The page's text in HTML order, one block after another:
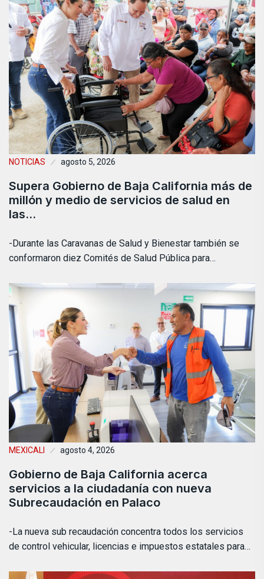
NOTICIAS agosto 5, 2026
Supera Gobierno de Baja California más de
millón y medio de servicios de salud en
las…
-Durante las Caravanas de Salud y Bienestar también se
conformaron diez Comités de Salud Pública para…
MEXICALI agosto 4, 2026
Gobierno de Baja California acerca
servicios a la ciudadanía con nueva
Subrecaudación en Palaco
-La nueva sub recaudación concentra todos los servicios
de control vehicular, licencias e impuestos estatales para…